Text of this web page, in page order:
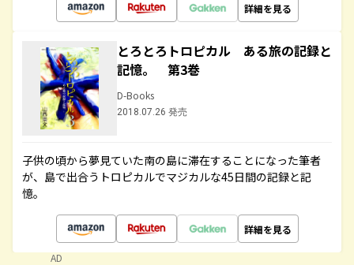
詳細を見る
とろとろトロピカル ある旅の記録と
記憶。 第3巻
D-Books
2018.07.26 発売
子供の頃から夢見ていた南の島に滞在することになった筆者
が、島で出合うトロピカルでマジカルな45日間の記録と記
憶。
詳細を見る
AD